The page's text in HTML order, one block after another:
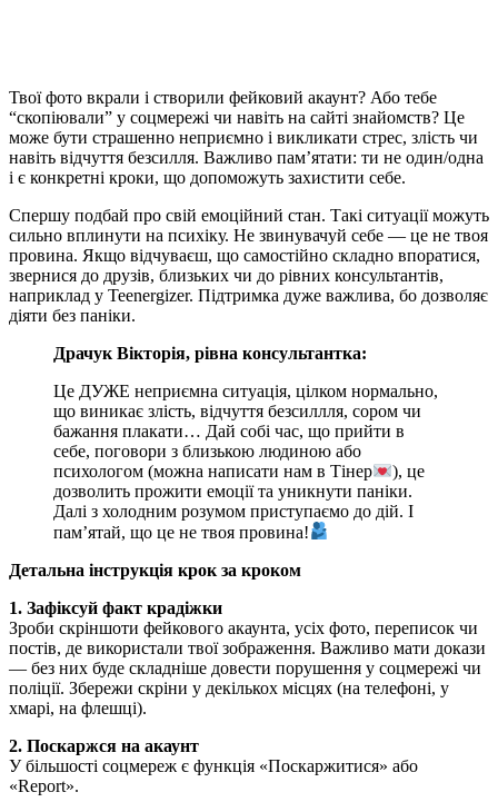
Твої фото вкрали і створили фейковий акаунт? Або тебе
“скопіювали” у соцмережі чи навіть на сайті знайомств? Це
може бути страшенно неприємно і викликати стрес, злість чи
навіть відчуття безсилля. Важливо пам’ятати: ти не один/одна
і є конкретні кроки, що допоможуть захистити себе.
Спершу подбай про свій емоційний стан. Такі ситуації можуть
сильно вплинути на психіку. Не звинувачуй себе — це не твоя
провина. Якщо відчуваєш, що самостійно складно впоратися,
звернися до друзів, близьких чи до рівних консультантів,
наприклад у Teenergizer. Підтримка дуже важлива, бо дозволяє
діяти без паніки.
Драчук Вікторія, рівна консультантка:
Це ДУЖЕ неприємна ситуація, цілком нормально,
що виникає злість, відчуття безсиллля, сором чи
бажання плакати… Дай собі час, що прийти в
себе, поговори з близькою людиною або
психологом (можна написати нам в Тінер
), це
дозволить прожити емоції та уникнути паніки.
Далі з холодним розумом приступаємо до дій. І
пам’ятай, що це не твоя провина!
Детальна інструкція крок за кроком
1. Зафіксуй факт крадіжки
Зроби скріншоти фейкового акаунта, усіх фото, переписок чи
постів, де використали твої зображення. Важливо мати докази
— без них буде складніше довести порушення у соцмережі чи
поліції. Збережи скріни у декількох місцях (на телефоні, у
хмарі, на флешці).
2. Поскаржся на акаунт
У більшості соцмереж є функція «Поскаржитися» або
«Report».